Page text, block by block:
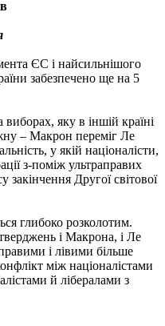
ЄС і найсильнішого
забезпечено ще на 5
яку в іншій країні
– Макрон переміг Ле
у якій націоналісти,
з-поміж ультраправих
закінчення Другої світової
глибоко розколотим.
і Макрона, і Ле
і лівими більше
між націоналістами
й лібералами з